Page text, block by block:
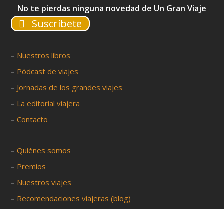
No te pierdas ninguna novedad de Un Gran Viaje
Suscríbete
– Nuestros libros
– Pódcast de viajes
– Jornadas de los grandes viajes
– La editorial viajera
–Contacto
–Quiénes somos
– Premios
– Nuestros viajes
– Recomendaciones viajeras (blog)